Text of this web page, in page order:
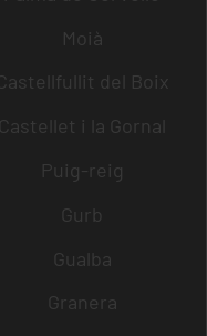
Moià
Castellfullit del Boix
Castellet i la Gornal
Puig-reig
Gurb
Gualba
Granera